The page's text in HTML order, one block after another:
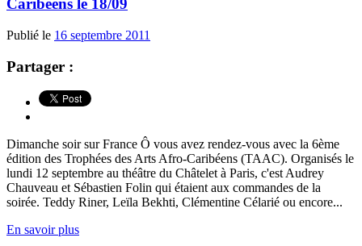
Caribéens le 18/09
Publié le 16 septembre 2011
Partager :
Dimanche soir sur France Ô vous avez rendez-vous avec la 6ème
édition des Trophées des Arts Afro-Caribéens (TAAC). Organisés le
lundi 12 septembre au théâtre du Châtelet à Paris, c'est Audrey
Chauveau et Sébastien Folin qui étaient aux commandes de la
soirée. Teddy Riner, Leïla Bekhti, Clémentine Célarié ou encore...
En savoir plus